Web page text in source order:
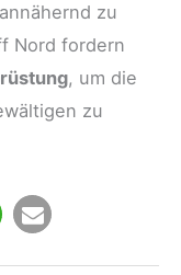
zu
Nord fordern
, um die
zu